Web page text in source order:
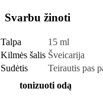
Svarbu žinoti
Talpa
15 ml
Kilmės šalis Šveicarija
Sudėtis
Teirautis pas
tonizuoti odą